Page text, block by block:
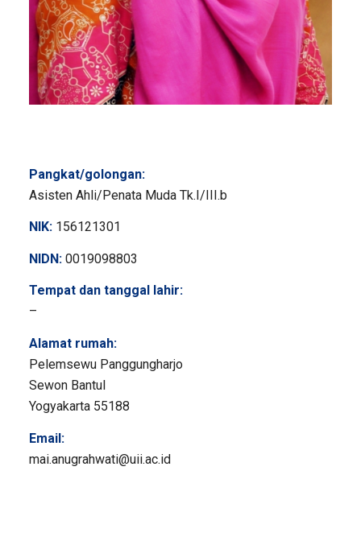
Pangkat/golongan:
Asisten Ahli/Penata Muda Tk.I/III.b
NIK:156121301
NIDN:0019098803
Tempat dan tanggal lahir:
–
Alamat rumah:
Pelemsewu Panggungharjo
Sewon Bantul
Yogyakarta 55188
Email:
mai.anugrahwati@uii.ac.id